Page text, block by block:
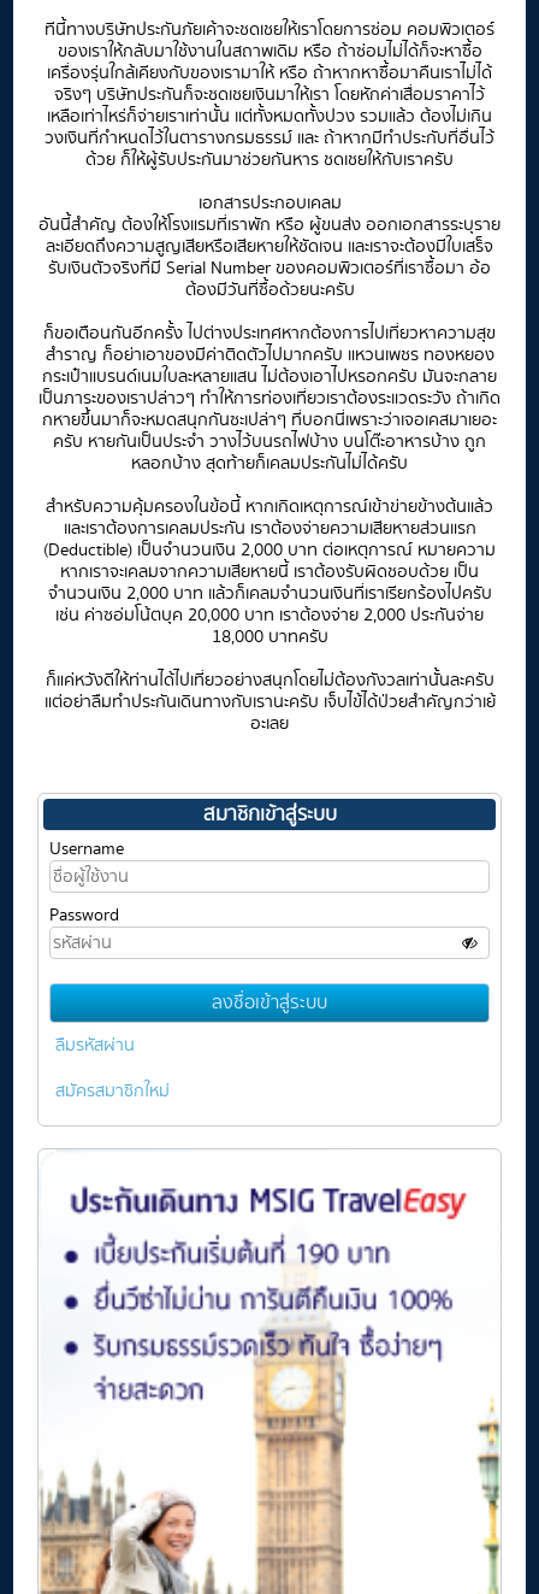
ทีนี้ทางบริษัทประกันภัยเค้าจะชดเชยให้เราโดยการซ่อม คอมพิวเตอร์
ของเราให้กลับมาใช้งานในสถาพเดิม หรือ ถ้าซ่อมไม่ได้ก็จะหาซื้อ
เครื่องรุ่นใกล้เคียงกับของเรามาให้ หรือ ถ้าหากหาซื้อมาคืนเราไม่ได้
จริงๆ บริษัทประกันก็จะชดเชยเงินมาให้เรา โดยหักค่าเสื่อมราคาไว้
เหลือเท่าไหร่ก็จ่ายเราเท่านั้น แต่ทั้งหมดทั้งปวง รวมแล้ว ต้องไม่เกิน
วงเงินที่กำหนดไว้ในตารางกรมธรรม์ และ ถ้าหากมีทำประกับที่อื่นไว้
ด้วย ก็ให้ผู้รับประกันมาช่วยกันหาร ชดเชยให้กับเราครับ
เอกสารประกอบเคลม
อันนี้สำคัญ ต้องให้โรงแรมที่เราพัก หรือ ผู้ขนส่ง ออกเอกสารระบุราย
ละเอียดถึงความสูญเสียหรือเสียหายให้ชัดเจน และเราจะต้องมีใบเสร็จ
รับเงินตัวจริงที่มี Serial Number ของคอมพิวเตอร์ที่เราซื้อมา อ้อ
ต้องมีวันที่ซื้อด้วยนะครับ
ก็ขอเตือนกันอีกครั้ง ไปต่างประเทศหากต้องการไปเที่ยวหาความสุข
สำราญ ก็อย่าเอาของมีค่าติดตัวไปมากครับ แหวนเพชร ทองหยอง
กระเป๋าแบรนด์เนมใบละหลายแสน ไม่ต้องเอาไปหรอกครับ มันจะกลาย
เป็นภาระของเราปล่าวๆ ทำให้การท่องเที่ยวเราต้องระแวดระวัง ถ้าเกิด
กหายขึ้นมาก็จะหมดสนุกกันซะเปล่าๆ ที่บอกนี่เพราะว่าเจอเคสมาเยอะ
ครับ หายกันเป็นประจำ วางไว้บนรถไฟบ้าง บนโต๊ะอาหารบ้าง ถูก
หลอกบ้าง สุดท้ายก็เคลมประกันไม่ได้ครับ
สำหรับความคุ้มครองในข้อนี้ หากเกิดเหตุการณ์เข้าข่ายข้างต้นแล้ว
และเราต้องการเคลมประกัน เราต้องจ่ายความเสียหายส่วนแรก
(Deductible) เป็นจำนวนเงิน 2,000 บาท ต่อเหตุการณ์ หมายความ
หากเราจะเคลมจากความเสียหายนี้ เราต้องรับผิดชอบด้วย เป็น
จำนวนเงิน 2,000 บาท แล้วก็เคลมจำนวนเงินที่เราเรียกร้องไปครับ
เช่น ค่าซอ่มโน้ตบุค 20,000 บาท เราต้องจ่าย 2,000 ประกันจ่าย
18,000 บาทครับ
ก็แค่หวังดีให้ท่านได้ไปเที่ยวอย่างสนุกโดยไม่ต้องกังวลเท่านั้นละครับ
แต่อย่าลืมทำประกันเดินทางกับเรานะครับ เจ็บไข้ได้ป่วยสำคัญกว่าเย้
อะเลย
สมาชิกเข้าสู่ระบบ
Username
Password
ลืมรหัสผ่าน
สมัครสมาชิกใหม่